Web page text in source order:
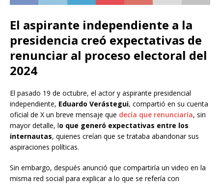
El aspirante independiente a la
presidencia creó expectativas de
renunciar al proceso electoral del
2024
El pasado 19 de octubre, el actor y aspirante presidencial
independiente, Eduardo Verástegui, compartió en su cuenta
oficial de X un breve mensaje que decía que renunciaría, sin
mayor detalle, lo que generó expectativas entre los
internautas, quienes creían que se trataba abandonar sus
aspiraciones políticas.
Sin embargo, después anunció que compartiría un video en la
misma red social para explicar a lo que se refería con